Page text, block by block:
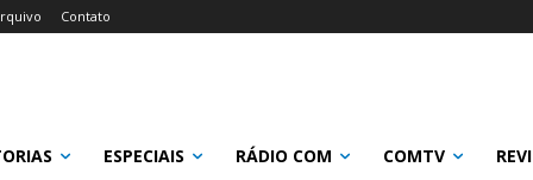
Contato
ESPECIAIS RÁDIO COM COMTV